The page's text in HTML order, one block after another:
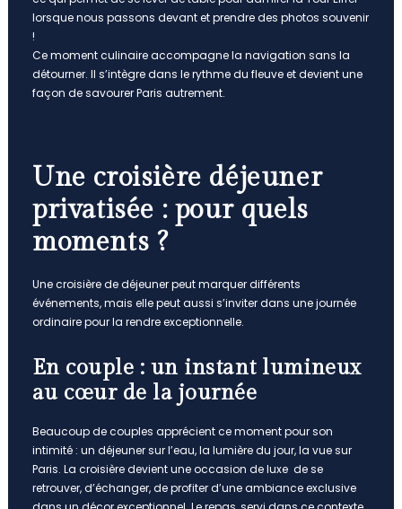
lorsque nous passons devant et prendre des photos souvenir
!
Ce moment culinaire accompagne la navigation sans la
détourner. Il s’intègre dans le rythme du fleuve et devient une
façon de savourer Paris autrement.
Une croisière déjeuner
privatisée : pour quels
moments ?
Une croisière de déjeuner peut marquer différents
événements, mais elle peut aussi s’inviter dans une journée
ordinaire pour la rendre exceptionnelle.
En couple : un instant lumineux
au cœur de la journée
Beaucoup de couples apprécient ce moment pour son
intimité : un déjeuner sur l’eau, la lumière du jour, la vue sur
Paris. La croisière devient une occasion de luxe de se
retrouver, d’échanger, de profiter d’une ambiance exclusive